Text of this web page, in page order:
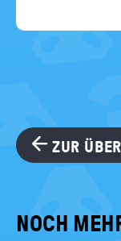
ZUR
NOCH